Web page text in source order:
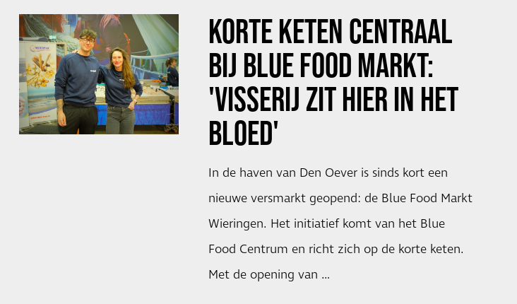
KORTE KETEN CENTRAAL
BIJ BLUE FOOD MARKT:
'VISSERIJ ZIT HIER IN HET
BLOED'
In de haven van Den Oever is sinds kort een
nieuwe versmarkt geopend: de Blue Food Markt
Wieringen. Het initiatief komt van het Blue
Food Centrum en richt zich op de korte keten.
Met de opening van …